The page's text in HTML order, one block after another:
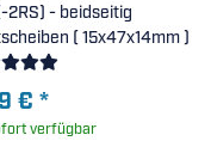
- beidseitig
Dichtscheiben ( 15x47x14mm )
€ *
verfügbar